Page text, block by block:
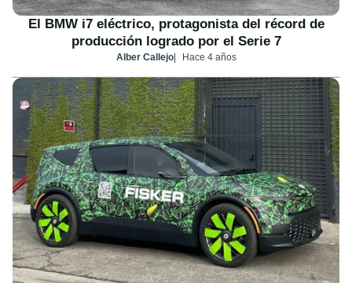
El BMW i7 eléctrico, protagonista del récord de
producción logrado por el Serie 7
Alber Callejo Hace 4 años